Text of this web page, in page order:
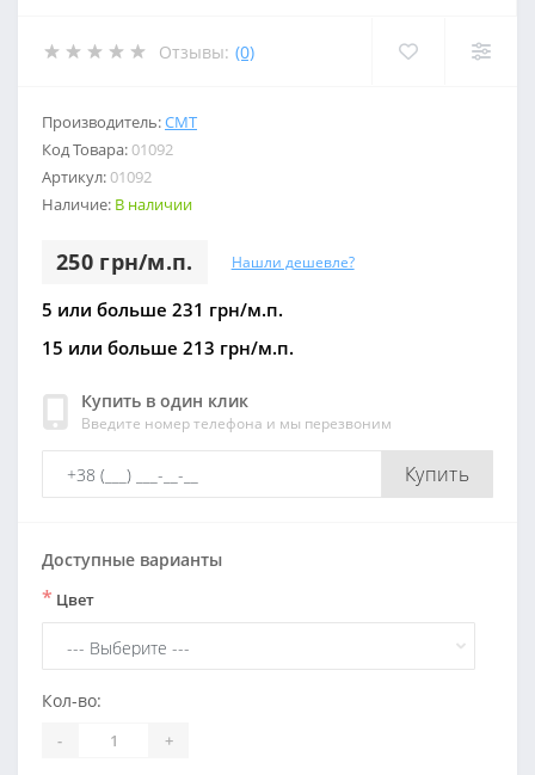
Отзывы: (0)
Производитель:СМТ
Код Товара:01092
Артикул:01092
Наличие: В наличии
250 грн/м.п. Нашли дешевле?
5 или больше 231 грн/м.п.
15 или больше 213 грн/м.п.
Купить в один клик
Введите номер телефона и мы перезвоним
Купить
Доступные варианты
* Цвет
Кол-во:
- +